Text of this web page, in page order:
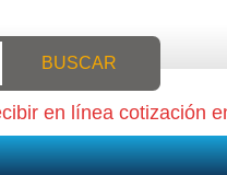
BUSCAR
en línea cotización